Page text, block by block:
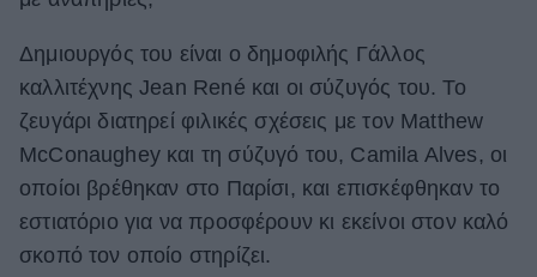
ΒΟΞ
Χωρίς Ταμπέλες
Women's Forum
Δημιουργός του είναι ο δημοφιλής Γάλλος
καλλιτέχνης Jean René και οι σύζυγός του. Το
ζευγάρι διατηρεί φιλικές σχέσεις με τον Matthew
McConaughey και τη σύζυγό του, Camila Alves, οι
οποίοι βρέθηκαν στο Παρίσι, και επισκέφθηκαν το
εστιατόριο για να προσφέρουν κι εκείνοι στον καλό
σκοπό τον οποίο στηρίζει.